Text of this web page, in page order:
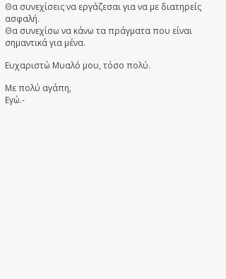
Θα συνεχίσεις να εργάζεσαι για να με διατηρείς
ασφαλή.
Θα συνεχίσω να κάνω τα πράγματα που είναι
σημαντικά για μένα.
Ευχαριστώ Μυαλό μου, τόσο πολύ.
Με πολύ αγάπη,
Εγώ.-